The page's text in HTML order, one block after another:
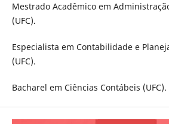
Mestrado Acadêmico em
(UFC).
Especialista em Contabilidade e
(UFC).
Bacharel em Ciências Contábeis (UFC).